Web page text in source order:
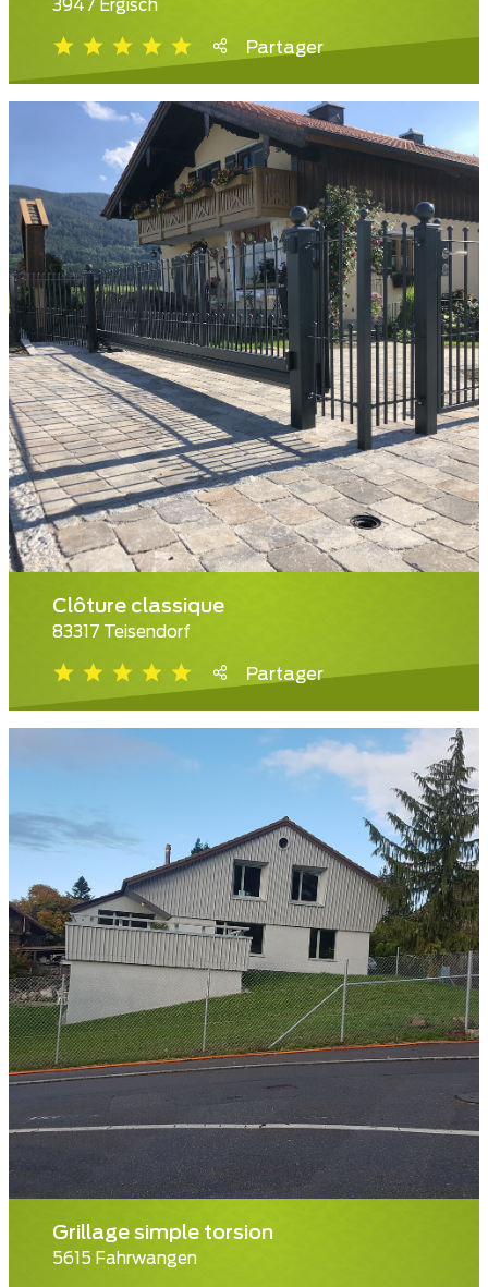
3947 Ergisch
Partager
Clôture classique
83317 Teisendorf
Partager
Grillage simple torsion
5615 Fahrwangen